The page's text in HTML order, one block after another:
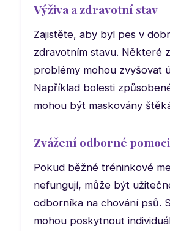
Výživa a zdravotní stav
Zajistěte, aby byl pes v
zdravotním stavu. Některé
problémy mohou zvyšovat
Například bolesti
mohou být maskovány
Zvážení odborné pomoci
Pokud běžné tréninkové
nefungují, může být
odborníka na chování psů.
mohou poskytnout